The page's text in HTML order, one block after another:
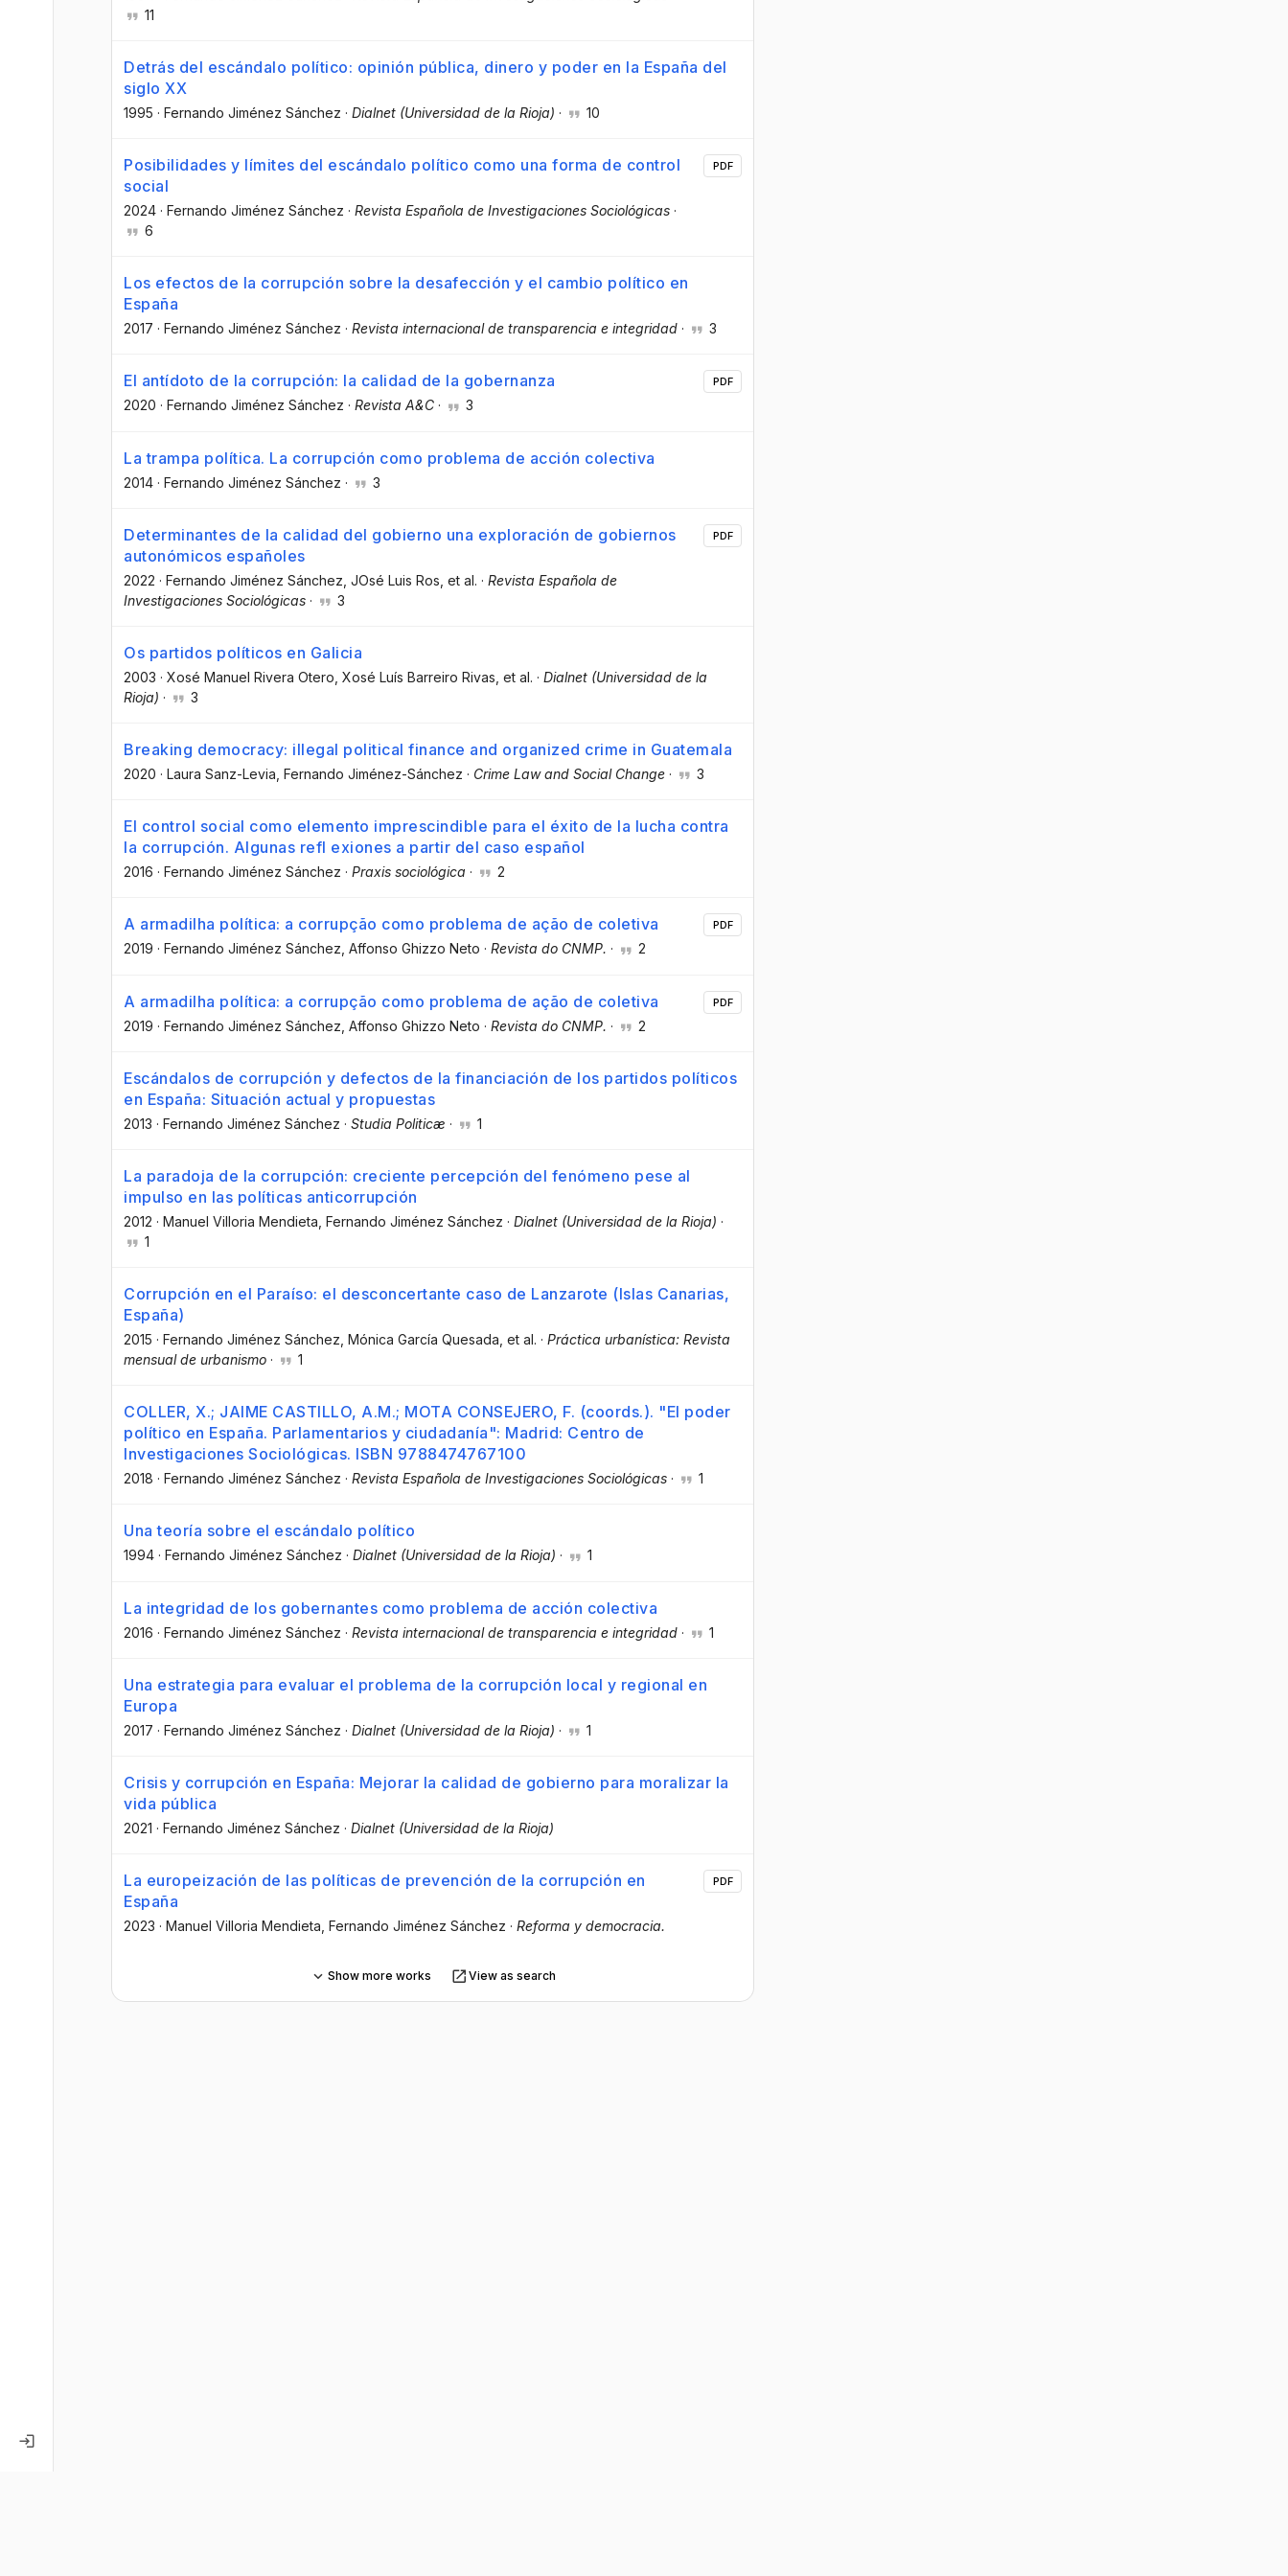
11
Detrás del escándalo político: opinión pública, dinero y poder en la España del
siglo XX
1995 · Fernando Jiménez Sánchez · Dialnet (Universidad de la Rioja) · 10
Posibilidades y límites del escándalo político como una forma de control
social
2024 · Fernando Jiménez Sánchez · Revista Española de Investigaciones Sociológicas ·
6
PDF
Los efectos de la corrupción sobre la desafección y el cambio político en
España
2017 · Fernando Jiménez Sánchez · Revista internacional de transparencia e integridad · 3
El antídoto de la corrupción: la calidad de la gobernanza
2020 · Fernando Jiménez Sánchez · Revista A&C · 3
PDF
La trampa política. La corrupción como problema de acción colectiva
2014 · Fernando Jiménez Sánchez · 3
Determinantes de la calidad del gobierno una exploración de gobiernos
autonómicos españoles
2022 · Fernando Jiménez Sánchez , JOsé Luis Ros , et al. · Revista Española de
Investigaciones Sociológicas · 3
PDF
Os partidos políticos en Galicia
2003 · Xosé Manuel Rivera Otero , Xosé Luís Barreiro Rivas , et al. · Dialnet (Universidad de la
Rioja) · 3
Breaking democracy: illegal political finance and organized crime in Guatemala
2020 · Laura Sanz-Levia , Fernando Jiménez-Sánchez · Crime Law and Social Change · 3
El control social como elemento imprescindible para el éxito de la lucha contra
la corrupción. Algunas refl exiones a partir del caso español
2016 · Fernando Jiménez Sánchez · Praxis sociológica · 2
A armadilha política: a corrupção como problema de ação de coletiva
2019 · Fernando Jiménez Sánchez, Affonso Ghizzo Neto · Revista do CNMP. · 2
PDF
A armadilha política: a corrupção como problema de ação de coletiva
2019 · Fernando Jiménez Sánchez , Affonso Ghizzo Neto · Revista do CNMP. · 2
PDF
Escándalos de corrupción y defectos de la financiación de los partidos políticos
en España: Situación actual y propuestas
2013 · Fernando Jiménez Sánchez · Studia Politicæ · 1
La paradoja de la corrupción: creciente percepción del fenómeno pese al
impulso en las políticas anticorrupción
2012 · Manuel Villoria Mendieta , Fernando Jiménez Sánchez · Dialnet (Universidad de la Rioja) ·
1
Corrupción en el Paraíso: el desconcertante caso de Lanzarote (Islas Canarias,
España)
2015 · Fernando Jiménez Sánchez , Mónica García Quesada , et al. · Práctica urbanística: Revista
mensual de urbanismo · 1
COLLER, X.; JAIME CASTILLO, A.M.; MOTA CONSEJERO, F. (coords.). "El poder
político en España. Parlamentarios y ciudadanía": Madrid: Centro de
Investigaciones Sociológicas. ISBN 9788474767100
2018 · Fernando Jiménez Sánchez · Revista Española de Investigaciones Sociológicas · 1
Una teoría sobre el escándalo político
1994 · Fernando Jiménez Sánchez · Dialnet (Universidad de la Rioja) · 1
La integridad de los gobernantes como problema de acción colectiva
2016 · Fernando Jiménez Sánchez · Revista internacional de transparencia e integridad · 1
Una estrategia para evaluar el problema de la corrupción local y regional en
Europa
2017 · Fernando Jiménez Sánchez · Dialnet (Universidad de la Rioja) · 1
Crisis y corrupción en España: Mejorar la calidad de gobierno para moralizar la
vida pública
2021 · Fernando Jiménez Sánchez · Dialnet (Universidad de la Rioja)
La europeización de las políticas de prevención de la corrupción en
España
2023 · Manuel Villoria Mendieta , Fernando Jiménez Sánchez · Reforma y democracia.
PDF
Show more works View as search